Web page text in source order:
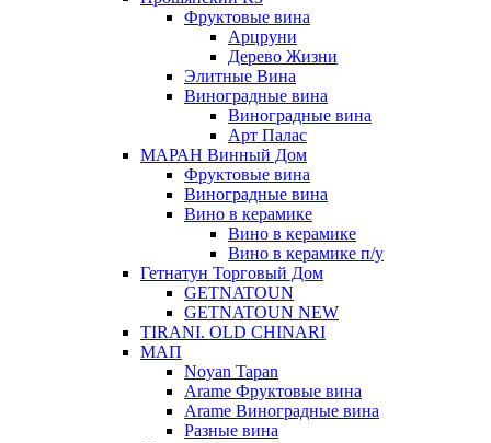
Фруктовые вина
Арцруни
Дерево Жизни
Элитные Вина
Виноградные вина
Виноградные вина
Арт Палас
МАРАН Винный Дом
Фруктовые вина
Виноградные вина
Вино в керамике
Вино в керамике
Вино в керамике п/у
Гетнатун Торговый Дом
GETNATOUN
GETNATOUN NEW
TIRANI. OLD CHINARI
МАП
Noyan Tapan
Arame Фруктовые вина
Arame Виноградные вина
Разные вина